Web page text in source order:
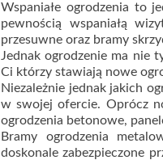
Wspaniałe ogrodzenia to
pewnością wspaniałą
przesuwne oraz bramy
Jednak ogrodzenie ma nie
Ci którzy stawiają nowe
Niezależnie jednak jakich
w swojej ofercie. Oprócz
ogrodzenia betonowe,
Bramy ogrodzenia
doskonale zabezpieczone